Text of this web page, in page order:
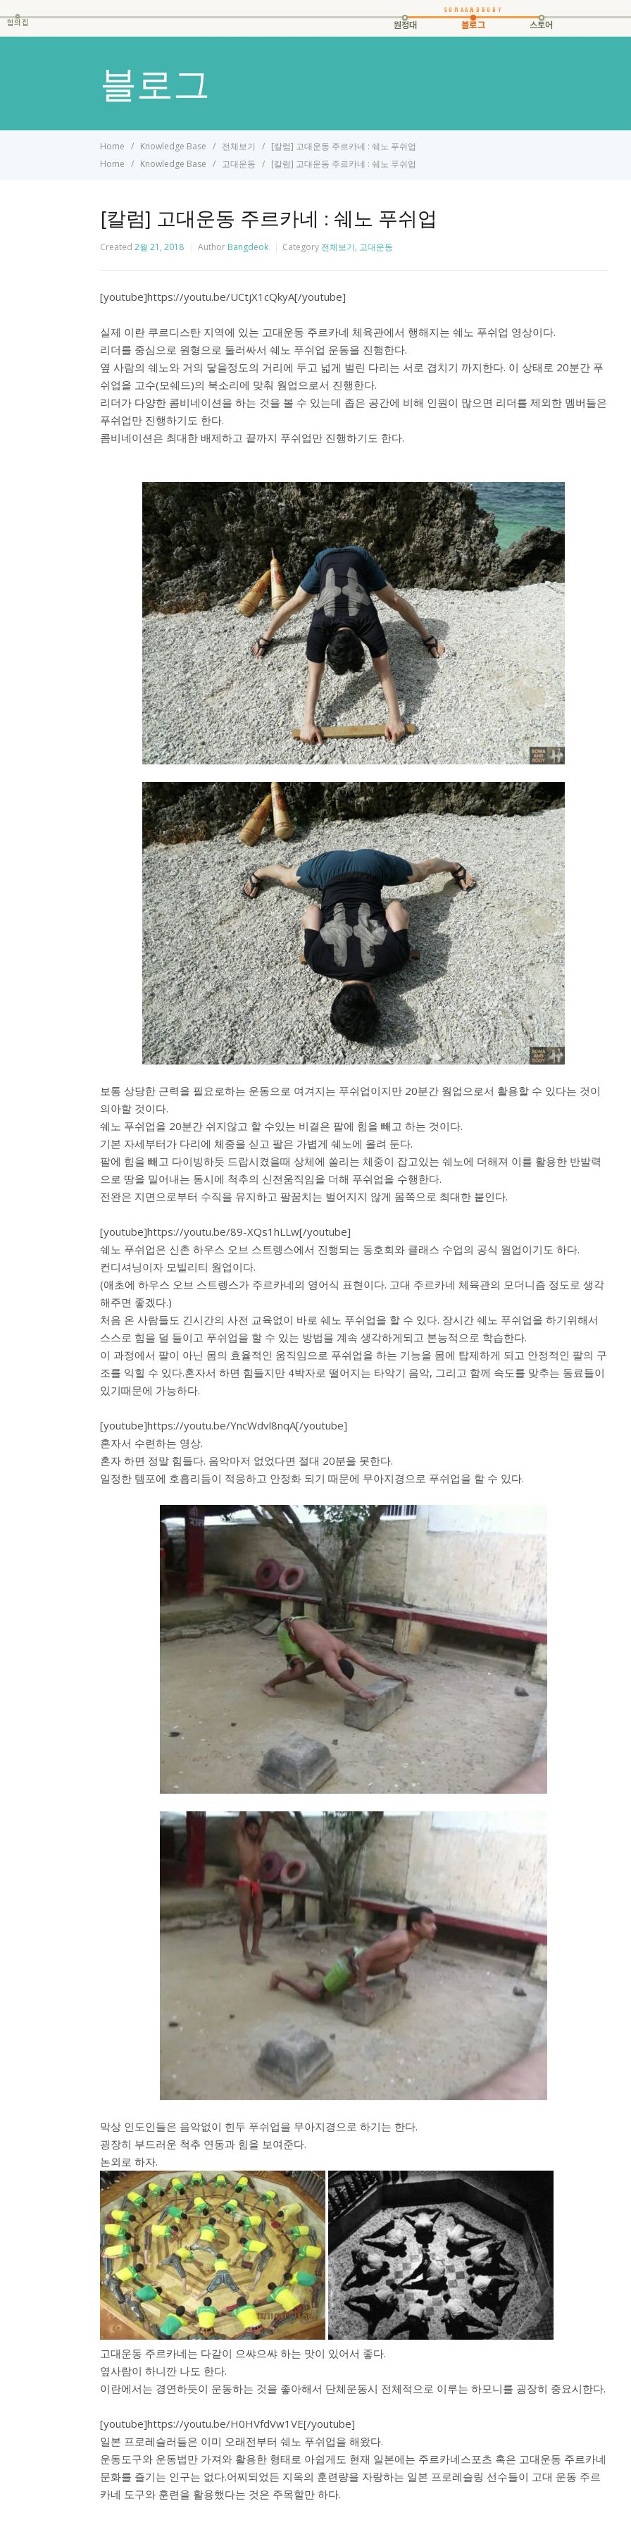
힘의집 원정대 블로그 스토어
블로그
Home Knowledge Base 전체보기
[칼럼] 고대운동 주르카네 : 쉐노 푸쉬업
Home
Knowledge Base 고대운동 [칼럼] 고대운동 주르카네 : 쉐노 푸쉬업
[칼럼] 고대운동 주르카네 : 쉐노 푸쉬업
Created 2월 21, 2018 Author Bangdeok Category 전체보기, 고대운동
[youtube]https://youtu.be/UCtjX1cQkyA[/youtube]
실제 이란 쿠르디스탄 지역에 있는 고대운동 주르카네 체육관에서 행해지는 쉐노 푸쉬업 영상이다.
리더를 중심으로 원형으로 둘러싸서 쉐노 푸쉬업 운동을 진행한다.
옆 사람의 쉐노와 거의 닿을정도의 거리에 두고 넓게 벌린 다리는 서로 겹치기 까지한다. 이 상태로 20분간 푸
쉬업을 고수(모쉐드)의 북소리에 맞춰 웜업으로서 진행한다.
리더가 다양한 콤비네이션을 하는 것을 볼 수 있는데 좁은 공간에 비해 인원이 많으면 리더를 제외한 멤버들은
푸쉬업만 진행하기도 한다.
콤비네이션은 최대한 배제하고 끝까지 푸쉬업만 진행하기도 한다.
보통 상당한 근력을 필요로하는 운동으로 여겨지는 푸쉬업이지만 20분간 웜업으로서 활용할 수 있다는 것이
의아할 것이다.
쉐노 푸쉬업을 20분간 쉬지않고 할 수있는 비결은 팔에 힘을 빼고 하는 것이다.
기본 자세부터가 다리에 체중을 싣고 팔은 가볍게 쉐노에 올려 둔다.
팔에 힘을 빼고 다이빙하듯 드랍시켰을때 상체에 쏠리는 체중이 잡고있는 쉐노에 더해져 이를 활용한 반발력
으로 땅을 밀어내는 동시에 척추의 신전움직임을 더해 푸쉬업을 수행한다.
전완은 지면으로부터 수직을 유지하고 팔꿈치는 벌어지지 않게 몸쪽으로 최대한 붙인다.
[youtube]https://youtu.be/89-XQs1hLLw[/youtube]
쉐노 푸쉬업은 신촌 하우스 오브 스트렝스에서 진행되는 동호회와 클래스 수업의 공식 웜업이기도 하다.
컨디셔닝이자 모빌리티 웜업이다.
(애초에 하우스 오브 스트렝스가 주르카네의 영어식 표현이다. 고대 주르카네 체육관의 모더니즘 정도로 생각
해주면 좋겠다.)
처음 온 사람들도 긴시간의 사전 교육없이 바로 쉐노 푸쉬업을 할 수 있다. 장시간 쉐노 푸쉬업을 하기위해서
스스로 힘을 덜 들이고 푸쉬업을 할 수 있는 방법을 계속 생각하게되고 본능적으로 학습한다.
이 과정에서 팔이 아닌 몸의 효율적인 움직임으로 푸쉬업을 하는 기능을 몸에 탑제하게 되고 안정적인 팔의 구
조를 익힐 수 있다.혼자서 하면 힘들지만 4박자로 떨어지는 타악기 음악, 그리고 함께 속도를 맞추는 동료들이
있기때문에 가능하다.
[youtube]https://youtu.be/YncWdvl8nqA[/youtube]
혼자서 수련하는 영상.
혼자 하면 정말 힘들다. 음악마저 없었다면 절대 20분을 못한다.
일정한 템포에 호흡리듬이 적응하고 안정화 되기 때문에 무아지경으로 푸쉬업을 할 수 있다.
막상 인도인들은 음악없이 힌두 푸쉬업을 무아지경으로 하기는 한다.
굉장히 부드러운 척추 연동과 힘을 보여준다.
논외로 하자.
고대운동 주르카네는 다같이 으쌰으쌰 하는 맛이 있어서 좋다.
옆사람이 하니깐 나도 한다.
이란에서는 경연하듯이 운동하는 것을 좋아해서 단체운동시 전체적으로 이루는 하모니를 굉장히 중요시한다.
[youtube]https://youtu.be/H0HVfdVw1VE[/youtube]
일본 프로레슬러들은 이미 오래전부터 쉐노 푸쉬업을 해왔다.
운동도구와 운동법만 가져와 활용한 형태로 아쉽게도 현재 일본에는 주르카네스포츠 혹은 고대운동 주르카네
문화를 즐기는 인구는 없다.어찌되었든 지옥의 훈련량을 자랑하는 일본 프로레슬링 선수들이 고대 운동 주르
카네 도구와 훈련을 활용했다는 것은 주목할만 하다.